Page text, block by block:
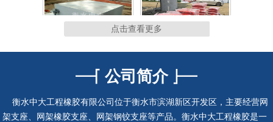
连廊支座 连廊支座
隔震支座 抗震支座
点击查看更多
公司简介
衡水中大工程橡胶有限公司位于衡水市滨湖新区开发区，主要经营网
架支座、网架橡胶支座、网架钢铰支座等产品。衡水中大工程橡胶是一